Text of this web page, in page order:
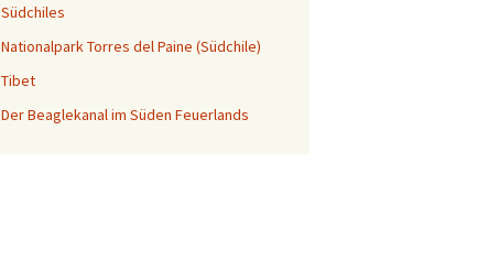
Südchiles
Nationalpark Torres del Paine (Südchile)
Tibet
Der Beaglekanal im Süden Feuerlands